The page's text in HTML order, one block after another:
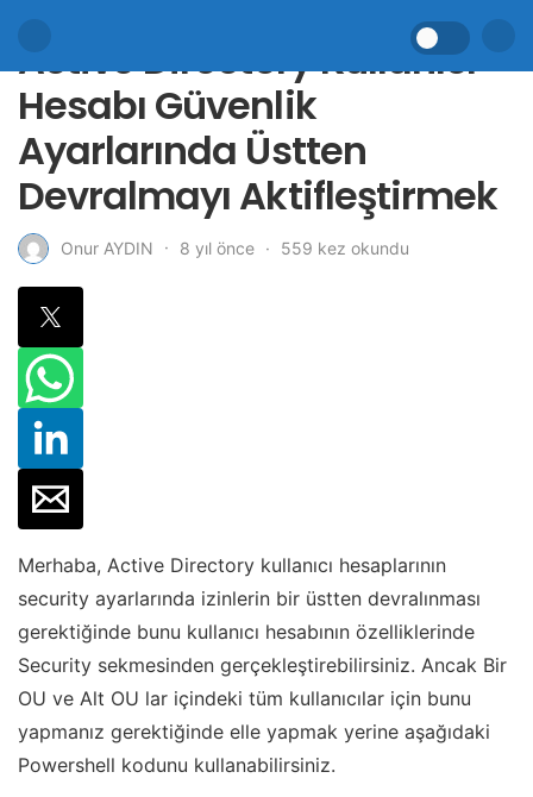
Active Directory Kullanıcı
Hesabı Güvenlik
Ayarlarında Üstten
Devralmayı Aktifleştirmek
Onur AYDIN 8 yıl önce 559 kez okundu
Merhaba, Active Directory kullanıcı hesaplarının
security ayarlarında izinlerin bir üstten devralınması
gerektiğinde bunu kullanıcı hesabının özelliklerinde
Security sekmesinden gerçekleştirebilirsiniz. Ancak Bir
OU ve Alt OU lar içindeki tüm kullanıcılar için bunu
yapmanız gerektiğinde elle yapmak yerine aşağıdaki
Powershell kodunu kullanabilirsiniz.